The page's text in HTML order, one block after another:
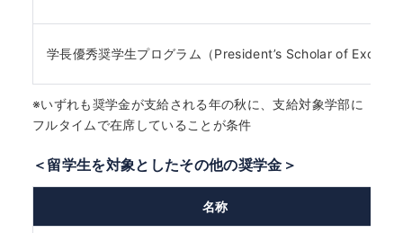
学長優秀奨学生プログラム（President’s Scholar of
※いずれも奨学金が支給される年の秋に、支給対象学部に
フルタイムで在席していることが条件
＜留学生を対象としたその他の奨学金＞
名称